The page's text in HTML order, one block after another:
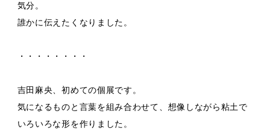
気分。
誰かに伝えたくなりました。
・・・・・・・・
吉田麻央、初めての個展です。
気になるものと言葉を組み合わせて、想像しながら粘土で
いろいろな形を作りました。